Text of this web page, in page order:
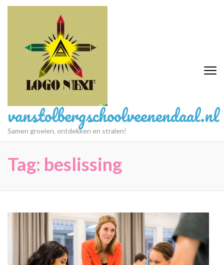
Ga
vanstolbergschoolveenendaal.nl
Samen groeien, ontdekken en stralen!
Tag: beslissing